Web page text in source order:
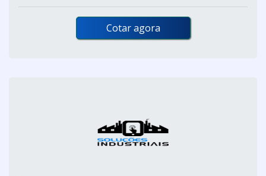
Cotar agora